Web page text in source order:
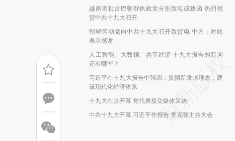
越南老挝古巴朝鲜执政党分别致电或致函 热烈祝
贺中共十九大召开
朝鲜劳动党向中共十九大召开致贺电 中方：对此
表示感谢
人工智能、大数据、共享经济 十九大报告的新词
还有哪些？
习近平在十九大报告中强调：贯彻新发展理念，建
设现代化经济体系
十九大在京开幕 党代表接受媒体采访
中共十九大开幕 习近平作报告 李克强主持大会